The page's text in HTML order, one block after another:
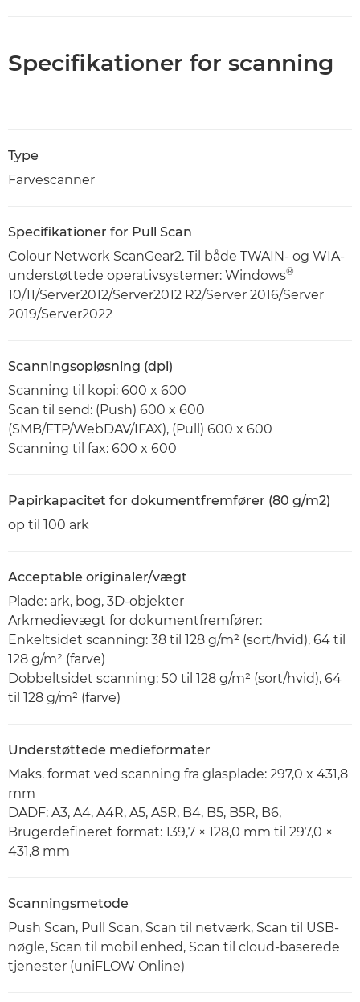
Specifikationer for scanning
Type
Farvescanner
Specifikationer for Pull Scan
Colour Network ScanGear2. Til både TWAIN- og WIA-
understøttede operativsystemer: Windows®
10/11/Server2012/Server2012 R2/Server 2016/Server
2019/Server2022
Scanningsopløsning (dpi)
Scanning til kopi: 600 x 600
Scan til send: (Push) 600 x 600
(SMB/FTP/WebDAV/IFAX), (Pull) 600 x 600
Scanning til fax: 600 x 600
Papirkapacitet for dokumentfremfører (80 g/m2)
op til 100 ark
Acceptable originaler/vægt
Plade: ark, bog, 3D-objekter
Arkmedievægt for dokumentfremfører:
Enkeltsidet scanning: 38 til 128 g/m² (sort/hvid), 64 til
128 g/m² (farve)
Dobbeltsidet scanning: 50 til 128 g/m² (sort/hvid), 64
til 128 g/m² (farve)
Understøttede medieformater
Maks. format ved scanning fra glasplade: 297,0 x 431,8
mm
DADF: A3, A4, A4R, A5, A5R, B4, B5, B5R, B6,
Brugerdefineret format: 139,7 × 128,0 mm til 297,0 ×
431,8 mm
Scanningsmetode
Push Scan, Pull Scan, Scan til netværk, Scan til USB-
nøgle, Scan til mobil enhed, Scan til cloud-baserede
tjenester (uniFLOW Online)